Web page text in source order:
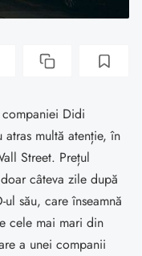
Didi
multă atenție, în
Street. Prețul
câteva zile după
său, care înseamnă
cele mai mari din
a unei companii